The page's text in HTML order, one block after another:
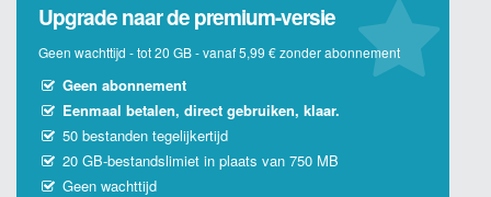
Upgrade naar de premium-versie
Geen wachttijd - tot 20 GB - vanaf 5,99 € zonder abonnement
Geen abonnement
Eenmaal betalen, direct gebruiken, klaar.
50 bestanden tegelijkertijd
20 GB-bestandslimiet in plaats van 750 MB
Geen wachttijd